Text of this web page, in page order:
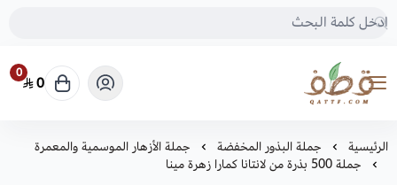
متجر قطف للبذور
0
0
الرئيسية جملة البذور المخفضة
جملة الأزهار الموسمية والمعمرة
جملة 500 بذرة من لانتانا كمارا زهرة مينا